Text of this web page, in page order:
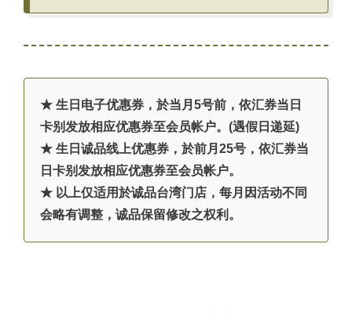
★ 生日电子优惠券，於当月5号前，依汇券当日
卡别发放相应优惠券至会员帐户。(遇假日递延)
★ 生日诚品线上优惠券，於前月25号，依汇券当
日卡别发放相应优惠券至会员帐户。
★ 以上仅适用於诚品台湾门店，每月因活动不同
会略有调整，诚品保留修改之权利。